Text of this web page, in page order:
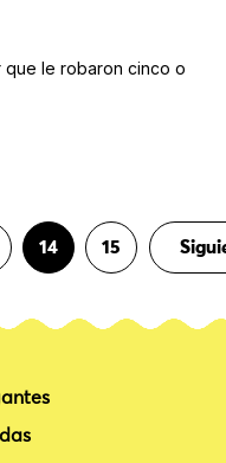
que le robaron cinco o
Página
14 Página
15